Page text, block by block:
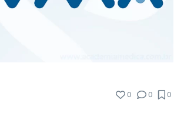
0 0 0